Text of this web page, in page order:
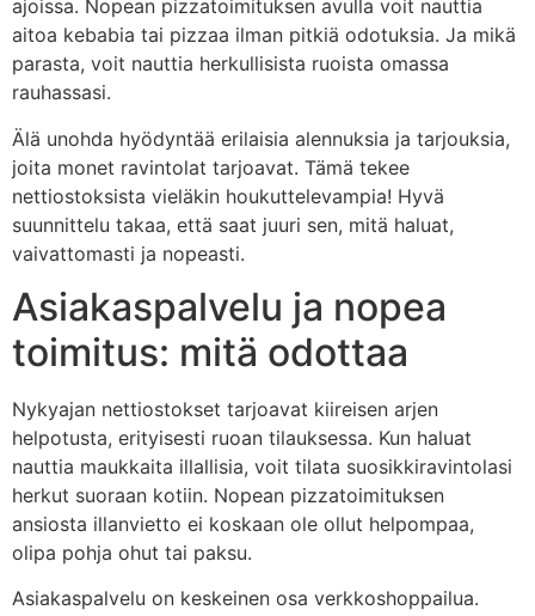
ajoissa. Nopean pizzatoimituksen avulla voit nauttia
aitoa kebabia tai pizzaa ilman pitkiä odotuksia. Ja mikä
parasta, voit nauttia herkullisista ruoista omassa
rauhassasi.
Älä unohda hyödyntää erilaisia alennuksia ja tarjouksia,
joita monet ravintolat tarjoavat. Tämä tekee
nettiostoksista vieläkin houkuttelevampia! Hyvä
suunnittelu takaa, että saat juuri sen, mitä haluat,
vaivattomasti ja nopeasti.
Asiakaspalvelu ja nopea
toimitus: mitä odottaa
Nykyajan nettiostokset tarjoavat kiireisen arjen
helpotusta, erityisesti ruoan tilauksessa. Kun haluat
nauttia maukkaita illallisia, voit tilata suosikkiravintolasi
herkut suoraan kotiin. Nopean pizzatoimituksen
ansiosta illanvietto ei koskaan ole ollut helpompaa,
olipa pohja ohut tai paksu.
Asiakaspalvelu on keskeinen osa verkkoshoppailua.